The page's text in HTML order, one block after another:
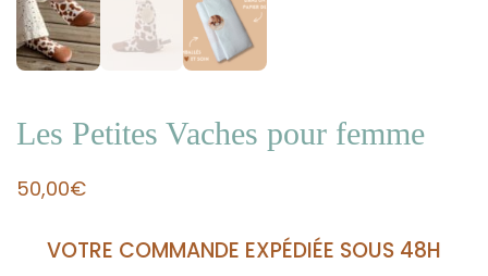
Les Petites Vaches pour femme
50,00€
VOTRE COMMANDE EXPÉDIÉE SOUS 48H